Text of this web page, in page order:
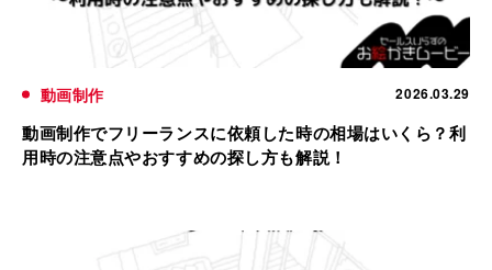
動画制作 2026.03.29
動画制作でフリーランスに依頼した時の相場はいくら？利
用時の注意点やおすすめの探し方も解説！